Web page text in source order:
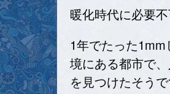
暖化時代に必要
1年でたった
境にある都市で
を見つけたそうで